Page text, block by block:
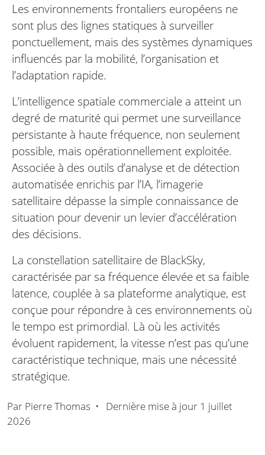
Les environnements frontaliers européens ne
sont plus des lignes statiques à surveiller
ponctuellement, mais des systèmes dynamiques
influencés par la mobilité, l’organisation et
l’adaptation rapide.
L’intelligence spatiale commerciale a atteint un
degré de maturité qui permet une surveillance
persistante à haute fréquence, non seulement
possible, mais opérationnellement exploitée.
Associée à des outils d’analyse et de détection
automatisée enrichis par l’IA, l’imagerie
satellitaire dépasse la simple connaissance de
situation pour devenir un levier d’accélération
des décisions.
La constellation satellitaire de BlackSky,
caractérisée par sa fréquence élevée et sa faible
latence, couplée à sa plateforme analytique, est
conçue pour répondre à ces environnements où
le tempo est primordial. Là où les activités
évoluent rapidement, la vitesse n’est pas qu’une
caractéristique technique, mais une nécessité
stratégique.
Par Pierre Thomas • Dernière mise à jour 1 juillet
2026